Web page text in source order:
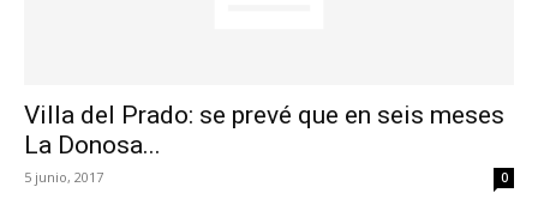
Villa del Prado: se prevé que en seis meses
La Donosa...
5 junio, 2017 0